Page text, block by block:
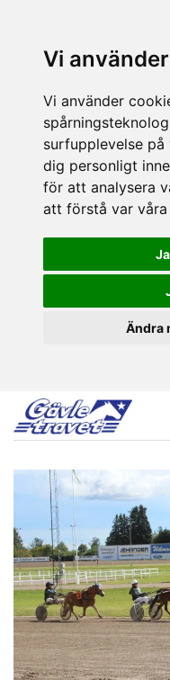
Vi
Vi använder
surfupplevelse
dig personligt
för att analysera
att förstå var
Ändra